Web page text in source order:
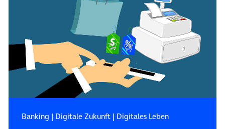
Banking | Digitale Zukunft| Digitales Leben